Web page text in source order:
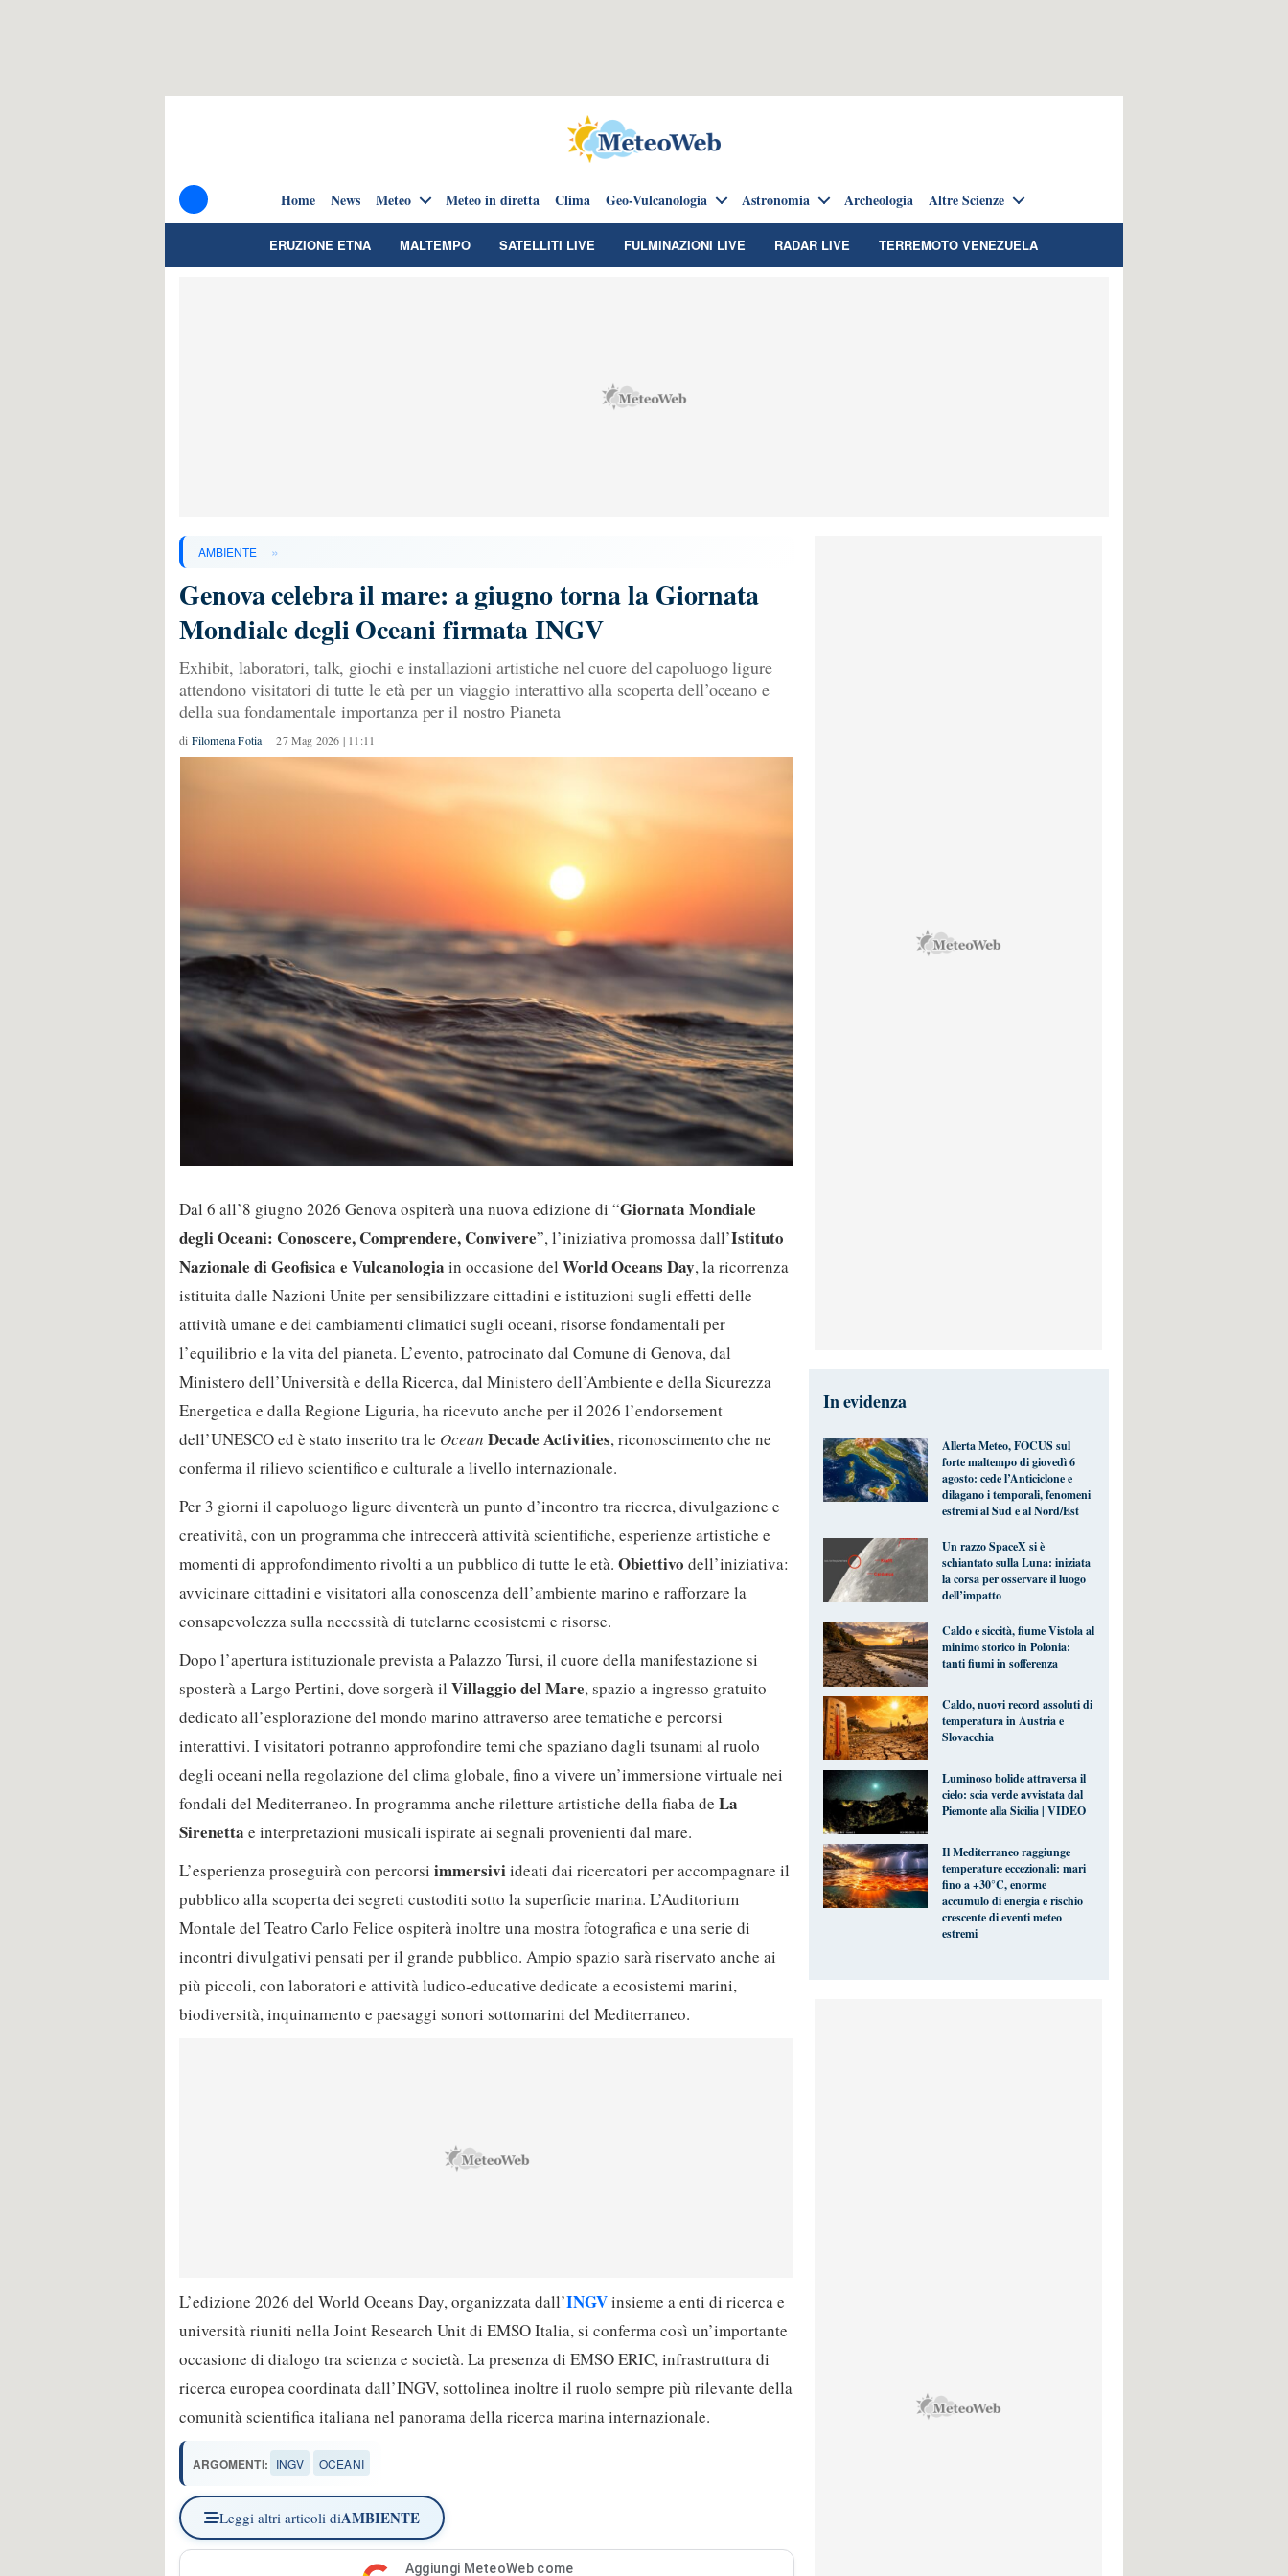
Home News Meteo Meteo in diretta Clima Geo-Vulcanologia Astronomia Archeologia Altre Scienze
ERUZIONE ETNA MALTEMPO SATELLITI LIVE FULMINAZIONI LIVE RADAR LIVE TERREMOTO VENEZUELA
AMBIENTE »
Genova celebra il mare: a giugno torna la Giornata
Mondiale degli Oceani firmata INGV
Exhibit, laboratori, talk, giochi e installazioni artistiche nel cuore del capoluogo ligure
attendono visitatori di tutte le età per un viaggio interattivo alla scoperta dell’oceano e
della sua fondamentale importanza per il nostro Pianeta
di Filomena Fotia 27 Mag 2026 | 11:11
Dal 6 all’8 giugno 2026 Genova ospiterà una nuova edizione di “Giornata Mondiale
degli Oceani: Conoscere, Comprendere, Convivere”, l’iniziativa promossa dall’Istituto
Nazionale di Geofisica e Vulcanologia in occasione del World Oceans Day, la ricorrenza
istituita dalle Nazioni Unite per sensibilizzare cittadini e istituzioni sugli effetti delle
attività umane e dei cambiamenti climatici sugli oceani, risorse fondamentali per
l’equilibrio e la vita del pianeta. L’evento, patrocinato dal Comune di Genova, dal
Ministero dell’Università e della Ricerca, dal Ministero dell’Ambiente e della Sicurezza
Energetica e dalla Regione Liguria, ha ricevuto anche per il 2026 l’endorsement
dell’UNESCO ed è stato inserito tra le Ocean Decade Activities, riconoscimento che ne
conferma il rilievo scientifico e culturale a livello internazionale.
Per 3 giorni il capoluogo ligure diventerà un punto d’incontro tra ricerca, divulgazione e
creatività, con un programma che intreccerà attività scientifiche, esperienze artistiche e
momenti di approfondimento rivolti a un pubblico di tutte le età. Obiettivo dell’iniziativa:
avvicinare cittadini e visitatori alla conoscenza dell’ambiente marino e rafforzare la
consapevolezza sulla necessità di tutelarne ecosistemi e risorse.
Dopo l’apertura istituzionale prevista a Palazzo Tursi, il cuore della manifestazione si
sposterà a Largo Pertini, dove sorgerà il Villaggio del Mare, spazio a ingresso gratuito
dedicato all’esplorazione del mondo marino attraverso aree tematiche e percorsi
interattivi. I visitatori potranno approfondire temi che spaziano dagli tsunami al ruolo
degli oceani nella regolazione del clima globale, fino a vivere un’immersione virtuale nei
fondali del Mediterraneo. In programma anche riletture artistiche della fiaba de La
Sirenetta e interpretazioni musicali ispirate ai segnali provenienti dal mare.
L’esperienza proseguirà con percorsi immersiviideati dai ricercatori per accompagnare il
pubblico alla scoperta dei segreti custoditi sotto la superficie marina. L’Auditorium
Montale del Teatro Carlo Felice ospiterà inoltre una mostra fotografica e una serie di
incontri divulgativi pensati per il grande pubblico. Ampio spazio sarà riservato anche ai
più piccoli, con laboratori e attività ludico-educative dedicate a ecosistemi marini,
biodiversità, inquinamento e paesaggi sonori sottomarini del Mediterraneo.
L’edizione 2026 del World Oceans Day, organizzata dall’INGVinsieme a enti di ricerca e
università riuniti nella Joint Research Unit di EMSO Italia, si conferma così un’importante
occasione di dialogo tra scienza e società. La presenza di EMSO ERIC, infrastruttura di
ricerca europea coordinata dall’INGV, sottolinea inoltre il ruolo sempre più rilevante della
comunità scientifica italiana nel panorama della ricerca marina internazionale.
ARGOMENTI: INGV OCEANI
Leggi altri articoli diAMBIENTE
Aggiungi MeteoWeb come
In evidenza
Allerta Meteo, FOCUS sul
forte maltempo di giovedì 6
agosto: cede l’Anticiclone e
dilagano i temporali, fenomeni
estremi al Sud e al Nord/Est
Un razzo SpaceX si è
schiantato sulla Luna: iniziata
la corsa per osservare il luogo
dell’impatto
Caldo e siccità, fiume Vistola al
minimo storico in Polonia:
tanti fiumi in sofferenza
Caldo, nuovi record assoluti di
temperatura in Austria e
Slovacchia
Luminoso bolide attraversa il
cielo: scia verde avvistata dal
Piemonte alla Sicilia | VIDEO
Il Mediterraneo raggiunge
temperature eccezionali: mari
fino a +30°C, enorme
accumulo di energia e rischio
crescente di eventi meteo
estremi